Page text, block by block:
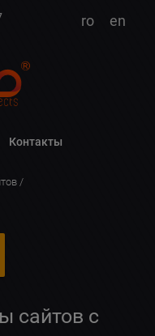
ro en
Контакты
сайтов с